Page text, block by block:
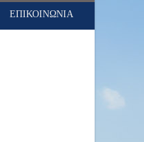
ΕΠΙΚΟΙΝΩΝΙΑ